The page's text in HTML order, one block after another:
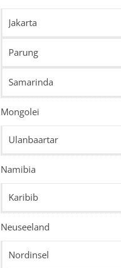
Jakarta
Parung
Samarinda
Mongolei
Ulanbaartar
Namibia
Karibib
Neuseeland
Nordinsel